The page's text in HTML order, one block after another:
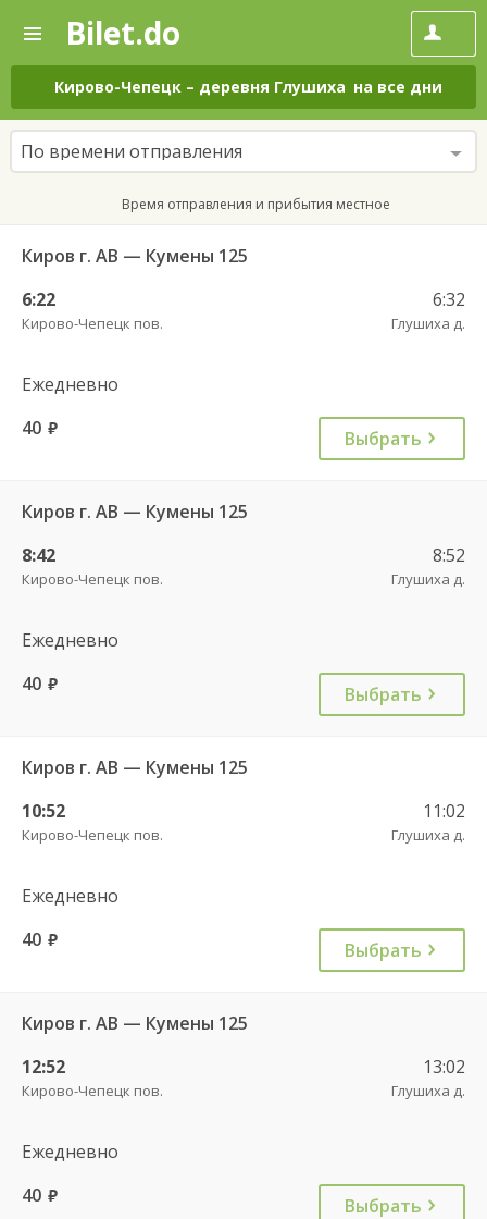
—
Поиск
и
покупка
билетов
на
автобус
онлайн
Bilet.do
Кирово-Чепецк – деревня Глушиха на все дни
По времени отправления
Время отправления и прибытия местное
Киров г. АВ — Кумены 125
6:22
Кирово-Чепецк пов.
6:32
Глушиха д.
Ежедневно
40 руб. Выбрать
Киров г. АВ — Кумены 125
8:42
Кирово-Чепецк пов.
8:52
Глушиха д.
Ежедневно
40 руб. Выбрать
Киров г. АВ — Кумены 125
10:52
Кирово-Чепецк пов.
11:02
Глушиха д.
Ежедневно
40 руб. Выбрать
Киров г. АВ — Кумены 125
12:52
Кирово-Чепецк пов.
13:02
Глушиха д.
Ежедневно
40 руб. Выбрать